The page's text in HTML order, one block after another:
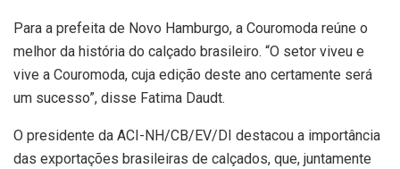
Para a prefeita de Novo Hamburgo, a Couromoda reúne o
melhor da história do calçado brasileiro. “O setor viveu e
vive a Couromoda, cuja edição deste ano certamente será
um sucesso”, disse Fatima Daudt.
O presidente da ACI-NH/CB/EV/DI destacou a importância
das exportações brasileiras de calçados, que, juntamente